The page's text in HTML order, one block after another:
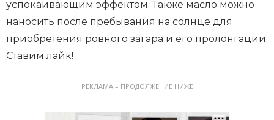
успокаивающим эффектом. Также масло можно
наносить после пребывания на солнце для
приобретения ровного загара и его пролонгации.
Ставим лайк!
РЕКЛАМА – ПРОДОЛЖЕНИЕ НИЖЕ